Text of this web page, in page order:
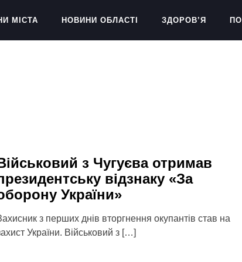
МІСТА НОВИНИ ОБЛАСТІ ЗДОРОВ’Я
з Чугуєва отримав
відзнаку «За
України»
з перших днів вторгнення окупантів став на
України. Військовий з […]